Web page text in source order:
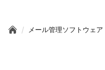
/ メール管理ソフトウェア